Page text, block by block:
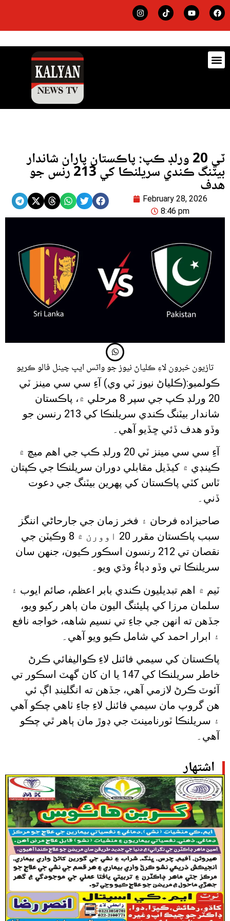
اشتهار
ٽي 20 ورلڊ ڪپ: پاڪستان پاران شاندار
بيٽنگ ڪندي سريلنڪا کي 213 رنس جو
هدف
February 28, 2026
8:46 pm
تازيون خبرون لاءِ ڪلياڻ نيوز جو واٽس ايپ چينل فالو ڪريو
ڪولمبو:(ڪلياڻ نيوز ٽي وي) آءِ سي سي مينز ٽي
20 ورلڊ ڪپ جي سپر 8 مرحلي ۾، پاڪستان
شاندار بيٽنگ ڪندي سريلنڪا کي 213 رنسن جو
وڏو هدف ڏئي ڇڏيو آهي۔
آءِ سي سي مينز ٽي 20 ورلڊ ڪپ جي اهم ميچ ۾
ڪينڊي ۾ کيڏيل مقابلي دوران سريلنڪا جي ڪپتان
ٽاس کٽي پاڪستان کي پهرين بيٽنگ جي دعوت
ڏني۔
صاحبزاده فرحان ۽ فخر زمان جي جارحاڻي اننگز
سبب پاڪستان مقرر 20 اوورن ۾ 8 وڪيٽن جي
نقصان تي 212 رنسون اسڪور ڪيون، جنهن سان
سريلنڪا تي وڏو دٻاءُ وڌي ويو۔
ٽيم ۾ اهم تبديليون ڪندي بابر اعظم، صائم ايوب ۽
سلمان مرزا کي پليئنگ اليون مان ٻاهر رکيو ويو،
جڏهن ته انهن جي جاءِ تي نسيم شاهه، خواجه نافع
۽ ابرار احمد کي شامل ڪيو ويو آهي۔
پاڪستان کي سيمي فائنل لاءِ ڪواليفائي ڪرڻ
خاطر سريلنڪا کي 147 يا ان کان گهٽ اسڪور تي
آئوٽ ڪرڻ لازمي آهي، جڏهن ته انگلينڊ اڳ ئي
هن گروپ مان سيمي فائنل لاءِ جاءِ ٺاهي چڪو آهي
۽ سريلنڪا ٽورنامينٽ جي ڊوڙ مان ٻاهر ٿي چڪو
آهي۔